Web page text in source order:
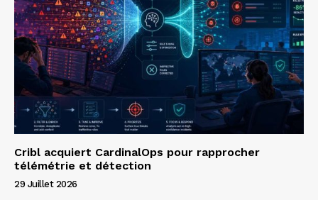
Cribl acquiert CardinalOps pour rapprocher
télémétrie et détection
29 Juillet 2026